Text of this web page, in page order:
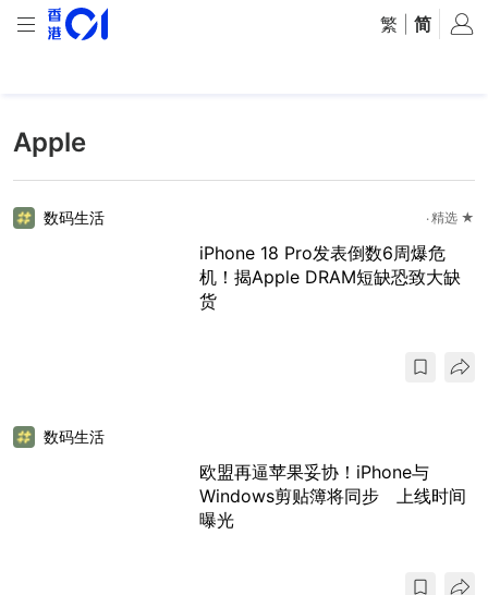
繁 简
Apple
数码生活 精选 ★
iPhone 18 Pro发表倒数6周爆危
机！揭Apple DRAM短缺恐致大缺
货
数码生活
欧盟再逼苹果妥协！iPhone与
Windows剪贴簿将同步 上线时间
曝光